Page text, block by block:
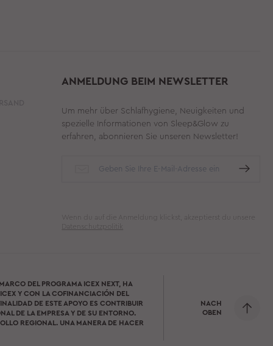
ANMELDUNG BEIM NEWSLETTER
Um mehr über Schlafhygiene, Neuigkeiten und
spezielle Informationen von Sleep&Glow zu
erfahren, abonnieren Sie unseren Newsletter!
Wenn du auf die Anmeldung klickst, akzeptierst du unsere
Datenschutzpolitik
DEL PROGRAMA ICEX NEXT, HA
Y CON LA COFINANCIACIÓN DEL
DE ESTE APOYO ES CONTRIBUIR
DE LA EMPRESA Y DE SU ENTORNO.
REGIONAL. UNA MANERA DE HACER
NACH
OBEN